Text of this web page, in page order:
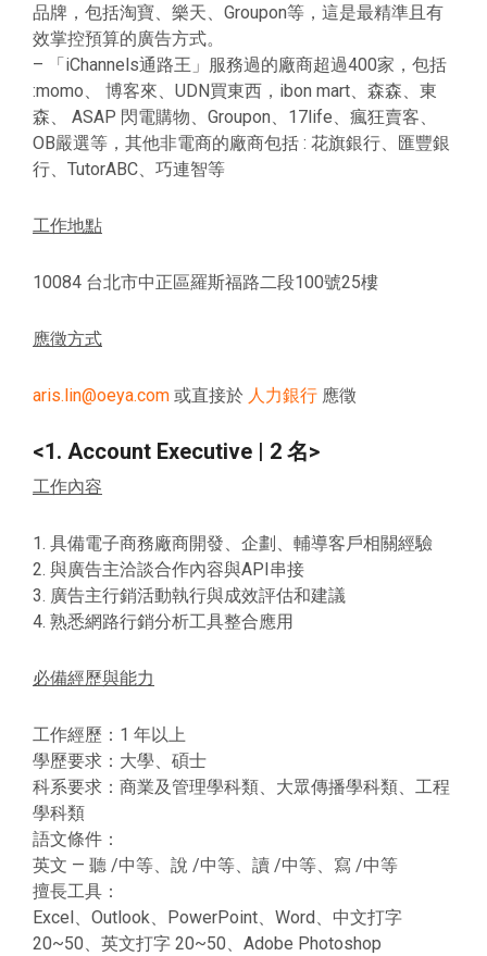
品牌，包括淘寶、樂天、Groupon等，這是最精準且有
效掌控預算的廣告方式。
– 「iChannels通路王」服務過的廠商超過400家，包括
:momo、 博客來、UDN買東西，ibon mart、森森、東
森、 ASAP 閃電購物、Groupon、17life、瘋狂賣客、
OB嚴選等，其他非電商的廠商包括 : 花旗銀行、匯豐銀
行、TutorABC、巧連智等
工作地點
10084 台北市中正區羅斯福路二段100號25樓
應徵方式
aris.lin@oeya.com 或直接於 人力銀行 應徵
<1. Account Executive | 2 名>
工作內容
1. 具備電子商務廠商開發、企劃、輔導客戶相關經驗
2. 與廣告主洽談合作內容與API串接
3. 廣告主行銷活動執行與成效評估和建議
4. 熟悉網路行銷分析工具整合應用
必備經歷與能力
工作經歷：1 年以上
學歷要求：大學、碩士
科系要求：商業及管理學科類、大眾傳播學科類、工程
學科類
語文條件：
英文 — 聽 /中等、說 /中等、讀 /中等、寫 /中等
擅長工具：
Excel、Outlook、PowerPoint、Word、中文打字
20~50、英文打字 20~50、Adobe Photoshop